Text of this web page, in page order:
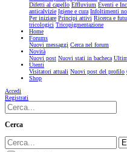
Difetti al capello Effluvium Eventi e
anticalvizie Igiene e cura Infoltimenti
Per iniziare Principi attivi Ricerca e
tricologici Tricopigmentazione
Home
Forums
Nuovi messaggi Cerca nel forum
Novità
Nuovi post Nuovi stati in bacheca
Utenti
Visitatori attuali Nuovi post del profilo
Shop
Accedi
Registrati
Cerca